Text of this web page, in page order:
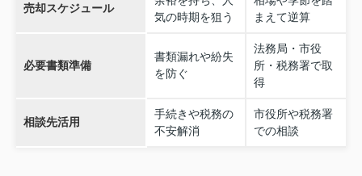
売却スケジュール
気の時期を狙う
まえて逆算
必要書類準備
書類漏れや紛失
を防ぐ
法務局・市役
所・税務署で取
得
相談先活用
手続きや税務の
不安解消
市役所や税務署
での相談